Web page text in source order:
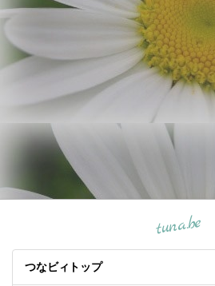
tuna.be
つなビィトップ